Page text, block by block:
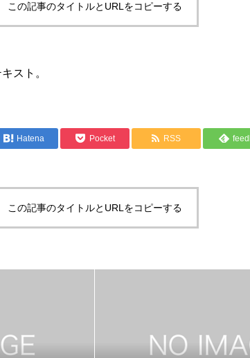
この記事のタイトルとURLをコピーする
スト。
Hatena Pocket RSS
この記事のタイトルとURLをコピーする